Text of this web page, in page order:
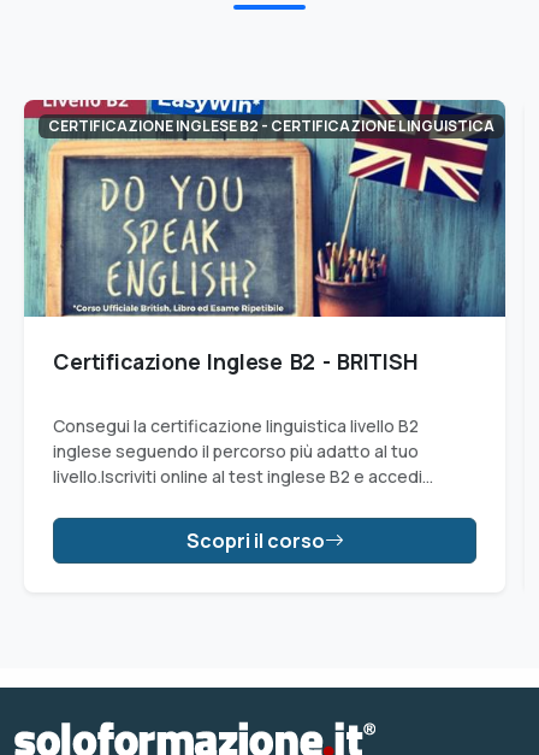
CERTIFICAZIONE INGLESE B2 - CERTIFICAZIONE LINGUISTICA
Certificazione Inglese B2 - BRITISH
Consegui la certificazione linguistica livello B2
inglese seguendo il percorso più adatto al tuo
livello.Iscriviti online al test inglese B2 e accedi
Scopri il corso